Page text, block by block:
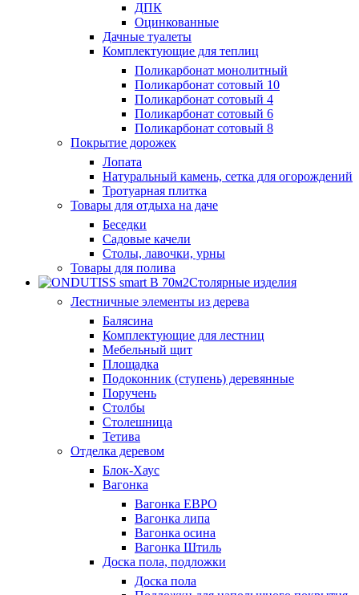
ДПК
Оцинкованные
Дачные туалеты
Комплектующие для теплиц
Поликарбонат монолитный
Поликарбонат сотовый 10
Поликарбонат сотовый 4
Поликарбонат сотовый 6
Поликарбонат сотовый 8
Покрытие дорожек
Лопата
Натуральный камень, сетка для огорождений
Тротуарная плитка
Товары для отдыха на даче
Беседки
Садовые качели
Столы, лавочки, урны
Товары для полива
Столярные изделия
Лестничные элементы из дерева
Балясина
Комплектующие для лестниц
Мебельный щит
Площадка
Подоконник (ступень) деревянные
Поручень
Столбы
Столешница
Тетива
Отделка деревом
Блок-Хаус
Вагонка
Вагонка ЕВРО
Вагонка липа
Вагонка осина
Вагонка Штиль
Доска пола, подложки
Доска пола